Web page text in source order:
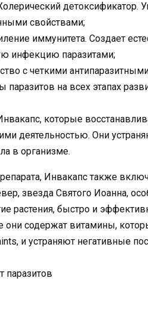
детоксификатор.
свойствами;
иммунитета. Создает
инфекцию паразитами;
с четкими
на всех этапах
которые
деятельностью. Они
в организме.
Инвакапс также
звезда Святого Иоанна,
растения, быстро и
они содержат витамины,
и устраняют негативные